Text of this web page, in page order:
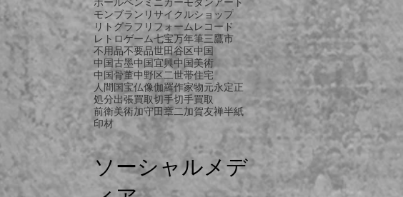
ボールペン ミニカーモダンアート
モンブラン リサイクルショップ
リトグラフ リフォームレコード
レトロゲーム七宝万年筆三鷹市
不用品不要品世田谷区中国
中国古墨中国宜興中国美術
中国骨董中野区二世帯住宅
人間国宝仏像伽羅作家物元永定正
処分出張買取切手切手買取
前衛美術加守田章二加賀友禅半紙
印材
ソーシャルメデ